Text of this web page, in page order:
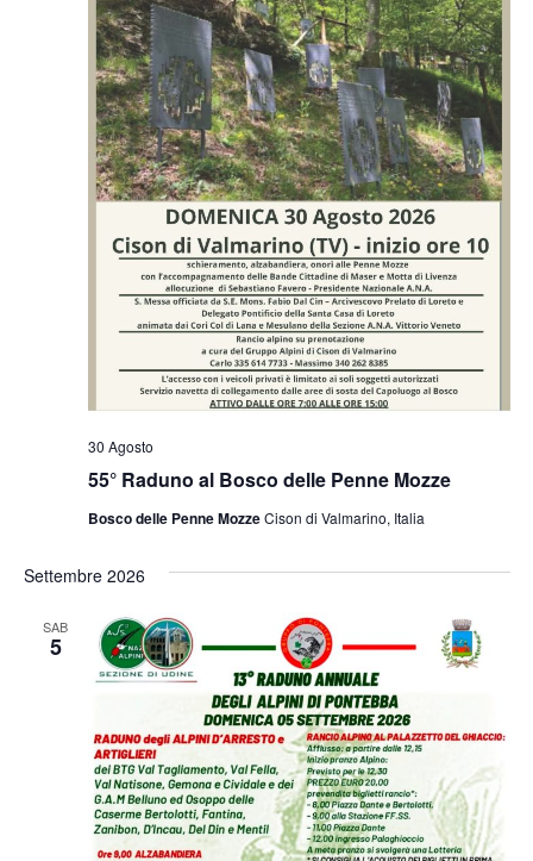
55° Raduno al Bosco delle Penne Mozze
30 Agosto
Bosco delle Penne MozzeCison di Valmarino, Italia
Settembre 2026
SAB
5